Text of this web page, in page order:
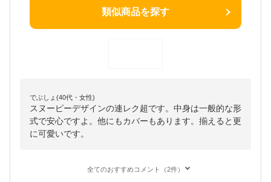
類似商品を探す
でぶしょ(40代・女性)
スヌーピーデザインの連レク超です。中身は一般的な形
式で安心ですよ。他にもカバーもあります。揃えると更
に可愛いです。
全てのおすすめコメント（2件）